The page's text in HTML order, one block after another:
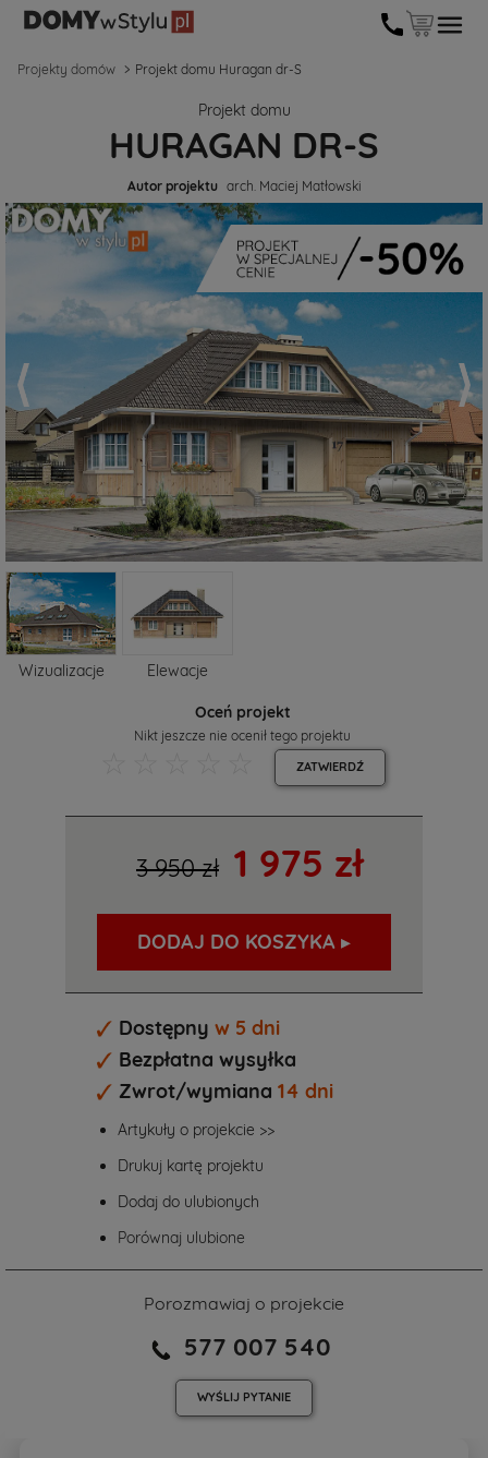
Projekty domów Projekt domu Huragan dr-S
Projekt domu
HURAGAN DR-S
Autor projektu arch. Maciej Matłowski
Wizualizacje Elewacje
Oceń projekt
Nikt jeszcze nie ocenił tego projektu
ZATWIERDŹ
3 950 zł 1 975 zł
DODAJ DO KOSZYKA ▸
Dostępny w 5 dni
Bezpłatna wysyłka
Zwrot/wymiana 14 dni
Artykuły o projekcie >>
Drukuj kartę projektu
Dodaj do ulubionych
Porównaj ulubione
Porozmawiaj o projekcie
577 007 540
WYŚLIJ PYTANIE